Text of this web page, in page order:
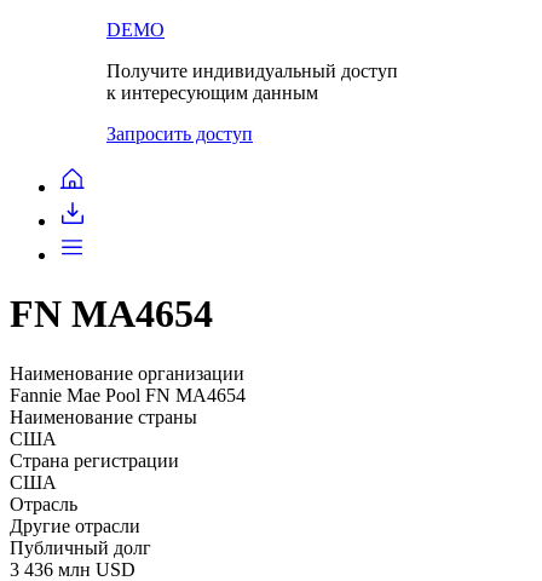
DEMO
Получите индивидуальный доступ
к интересующим данным
Запросить доступ
FN MA4654
Наименование организации
Fannie Mae Pool FN MA4654
Наименование страны
США
Страна регистрации
США
Отрасль
Другие отрасли
Публичный долг
3 436 млн USD